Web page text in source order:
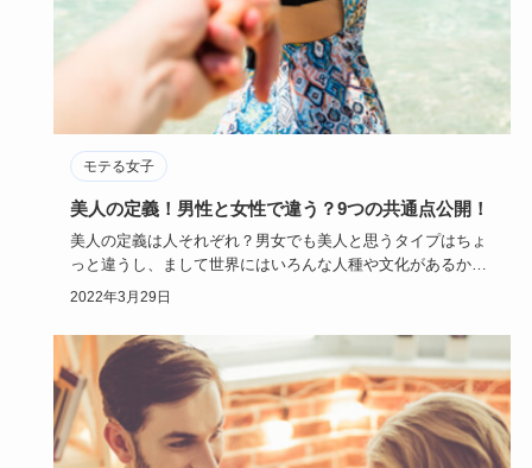
モテる女子
美人の定義！男性と女性で違う？9つの共通点公開！
美人の定義は人それぞれ？男女でも美人と思うタイプはちょ
っと違うし、まして世界にはいろんな人種や文化があるか
ら、美人の定義は…
2022年3月29日